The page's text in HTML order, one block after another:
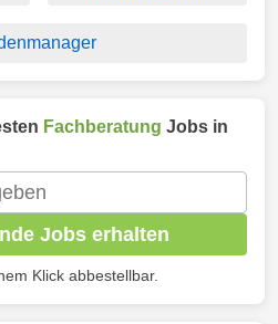
Fachberatung Jobs in
Jobs erhalten
Klick abbestellbar.